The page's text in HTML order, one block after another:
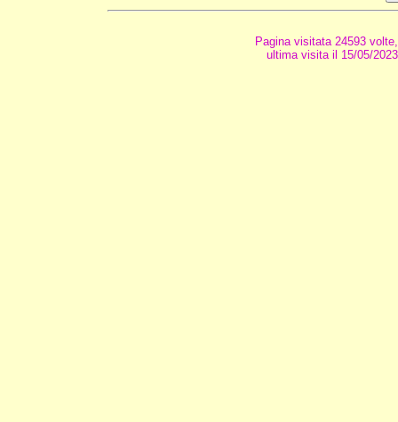
Pagina visitata 24593
ultima visita il 15/05/